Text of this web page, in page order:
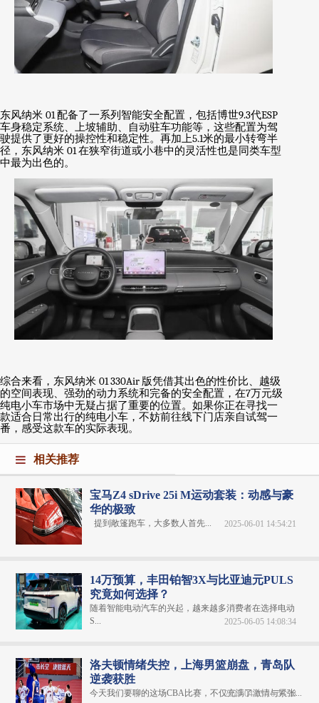
东风纳米 01配备了一系列智能安全配置，包括博世9.3代ESP
车身稳定系统、上坡辅助、自动驻车功能等，这些配置为驾
驶提供了更好的操控性和稳定性。再加上5.1米的最小转弯半
径，东风纳米 01在狭窄街道或小巷中的灵活性也是同类车型
中最为出色的。
综合来看，东风纳米 01 330Air 版凭借其出色的性价比、越级
的空间表现、强劲的动力系统和完备的安全配置，在7万元级
纯电小车市场中无疑占据了重要的位置。如果你正在寻找一
款适合日常出行的纯电小车，不妨前往线下门店亲自试驾一
番，感受这款车的实际表现。
相关推荐
宝马Z4 sDrive 25i M运动套装：动感与豪
华的极致
提到敞篷跑车，大多数人首先... 2025-06-01 14:54:21
14万预算，丰田铂智3X与比亚迪元PULS
究竟如何选择？
随着智能电动汽车的兴起，越来越多消费者在选择电动
S...
2025-06-05 14:08:34
洛夫顿情绪失控，上海男篮崩盘，青岛队
逆袭获胜
今天我们要聊的这场CBA比赛，不仅充满了激情与紧张...
2025-04-03 16:57:38